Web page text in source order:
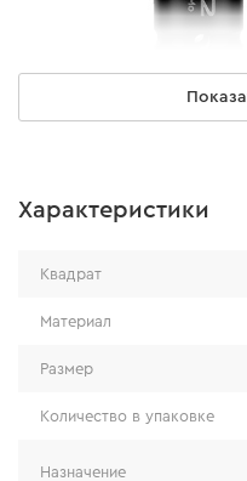
материалом
сталь,
постоянным
элементом.
высокой
Характеристики
Квадрат
Материал
Размер
Количество в упаковке
Назначение